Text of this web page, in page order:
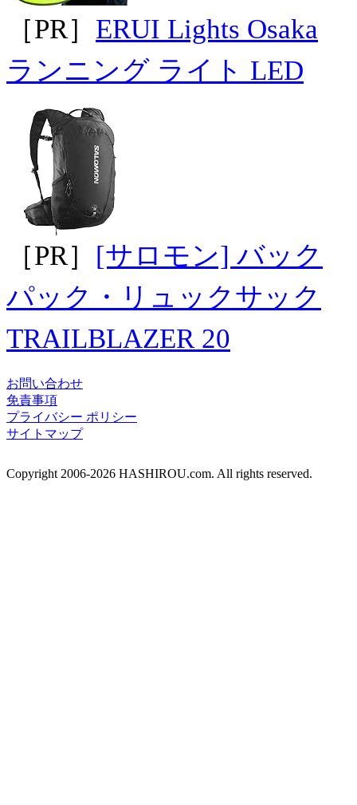
［PR］ ERUI Lights Osaka
ランニング ライト LED
［PR］ [サロモン] バック
パック・リュックサック
TRAILBLAZER 20
お問い合わせ
免責事項
プライバシー ポリシー
サイトマップ
Copyright 2006-2026 HASHIROU.com. All rights reserved.